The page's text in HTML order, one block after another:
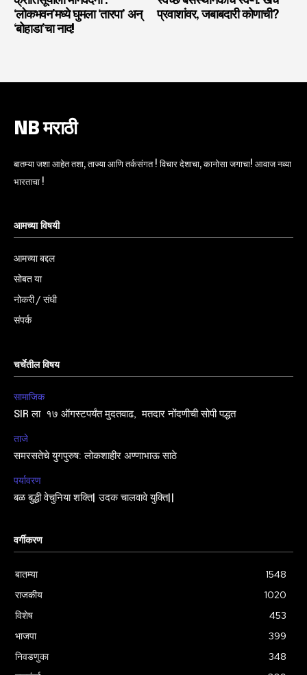
‘लोकभवन’मध्ये घुमला ‘तारपा’ अन्
‘बोहाडा’चा नाद!
प्रवाशांवर, जबाबदारी कोणाची?
NB मराठी
बातम्या जशा आहेत तशा, ताज्या आणि तर्कसंगत ! विचार देशाचा, कानोसा जगाचा! आवाज नव्या
भारताचा !
आमच्या विषयी
आमच्या बद्दल
सोबत या
नोकरी / संधी
संपर्क
चर्चेतील विषय
सामाजिक
SIR ला १७ ऑगस्टपर्यंत मुदतवाढ, मतदार नोंदणीची सोपी पद्धत
ताजे
समरसतेचे युगपुरुष: लोकशाहीर अण्णाभाऊ साठे
पर्यावरण
बळ बुद्धी वेचुनिया शक्ति| उदक चालवावे युक्ति||
वर्गीकरण
बातम्या
1548
राजकीय
1020
विशेष
453
भाजपा
399
निवडणुका
348